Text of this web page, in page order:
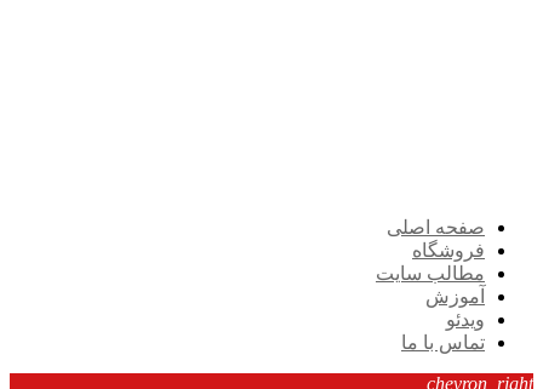
صفحه اصلی
فروشگاه
مطالب سایت
آموزش
ویدئو
تماس با ما
chevron_right